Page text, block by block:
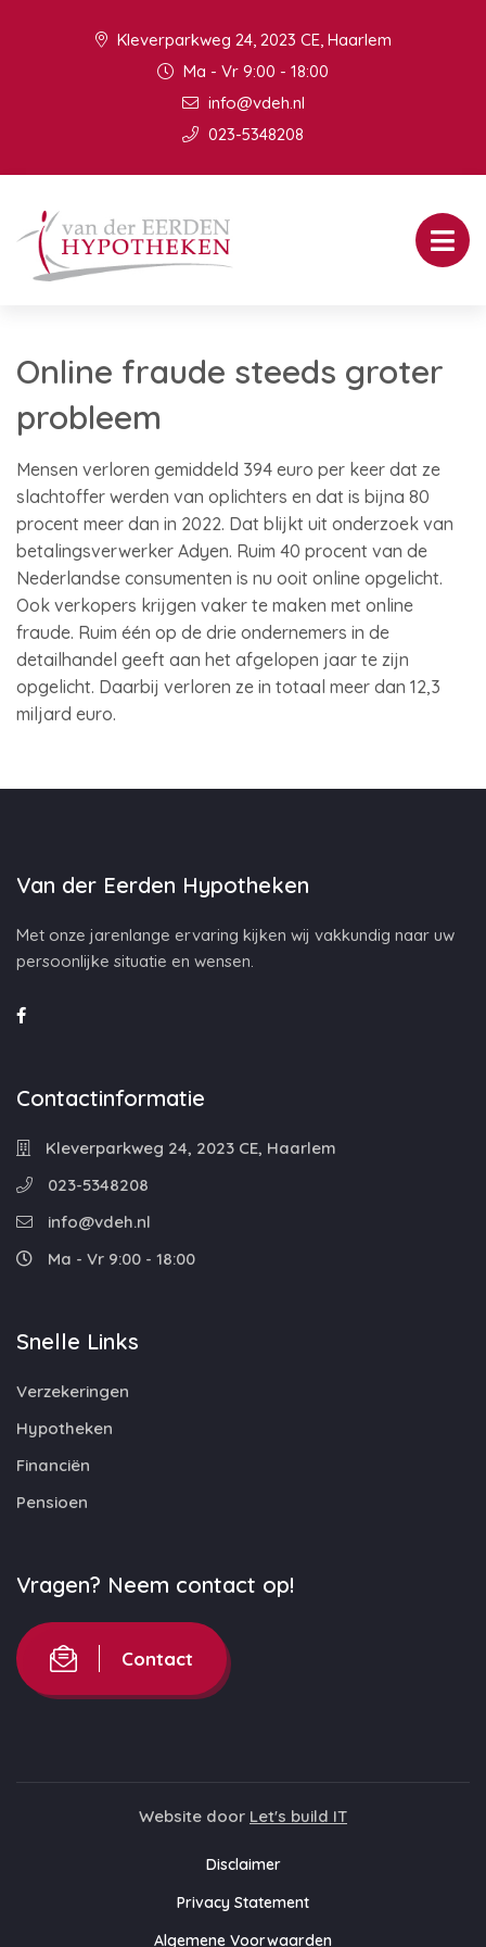
Kleverparkweg 24, 2023 CE, Haarlem
Ma - Vr 9:00 - 18:00
info@vdeh.nl
023-5348208
Online fraude steeds groter
probleem
Mensen verloren gemiddeld 394 euro per keer dat ze
slachtoffer werden van oplichters en dat is bijna 80
procent meer dan in 2022. Dat blijkt uit onderzoek van
betalingsverwerker Adyen. Ruim 40 procent van de
Nederlandse consumenten is nu ooit online opgelicht.
Ook verkopers krijgen vaker te maken met online
fraude. Ruim één op de drie ondernemers in de
detailhandel geeft aan het afgelopen jaar te zijn
opgelicht. Daarbij verloren ze in totaal meer dan 12,3
miljard euro.
Van der Eerden Hypotheken
Met onze jarenlange ervaring kijken wij vakkundig naar uw
persoonlijke situatie en wensen.
Contactinformatie
Kleverparkweg 24, 2023 CE, Haarlem
023-5348208
info@vdeh.nl
Ma - Vr 9:00 - 18:00
Snelle Links
Verzekeringen
Hypotheken
Financiën
Pensioen
Vragen? Neem contact op!
Contact
Website door Let's build IT
Disclaimer
Privacy Statement
Algemene Voorwaarden